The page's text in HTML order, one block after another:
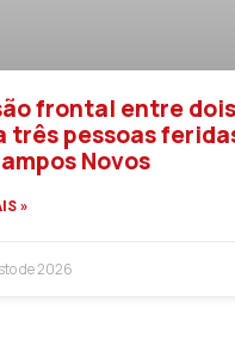
frontal entre
três pessoas
Novos
»
de 2026